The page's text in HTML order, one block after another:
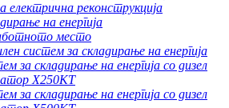
електрична реконструкција
на енергија
место
систем за складирање на енергија
за складирање на енергија со дизел
X250KT
за складирање на енергија со дизел